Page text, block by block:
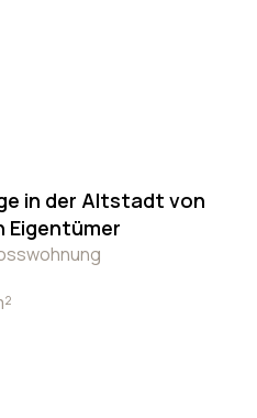
in der Altstadt von
Eigentümer